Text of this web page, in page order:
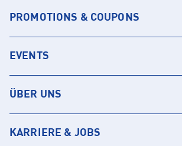
PROMOTIONS & COUPONS
EVENTS
ÜBER UNS
KARRIERE & JOBS